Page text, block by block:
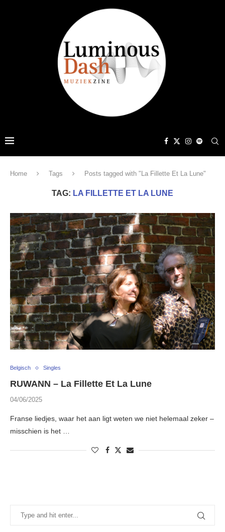
Home Tags Posts tagged with "La Fillette Et La Lune"
TAG: LA FILLETTE ET LA LUNE
Belgisch Singles
RUWANN – La Fillette Et La Lune
04/06/2025
Franse liedjes, waar het aan ligt weten we niet helemaal zeker –
misschien is het …